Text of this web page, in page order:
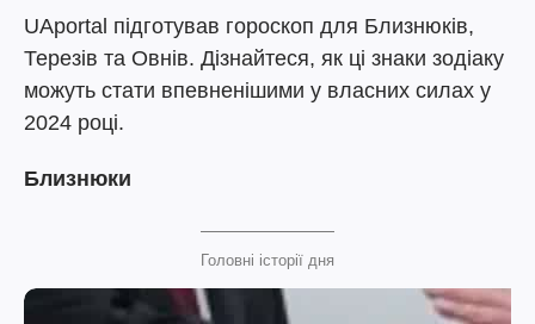
UAportal підготував гороскоп для Близнюків,
Терезів та Овнів. Дізнайтеся, як ці знаки зодіаку
можуть стати впевненішими у власних силах у
2024 році.
Близнюки
Головні історії дня